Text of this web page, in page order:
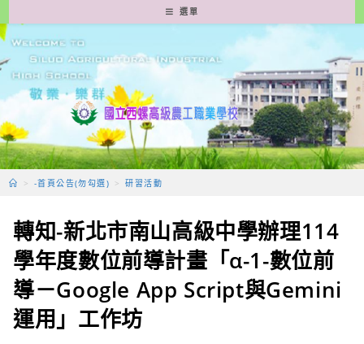
轉
至
要
容
選單
> -首頁公告(勿勾選) > 研習活動
轉知-新北市南山高級中學辦理114
學年度數位前導計畫「α-1-數位前
導－Google App Script與Gemini
運用」工作坊